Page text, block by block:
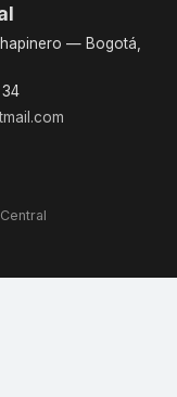
— Bogotá,